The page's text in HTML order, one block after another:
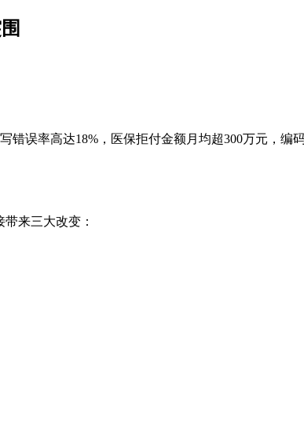
误率高达18%，医保拒付金额月均超300万元，编
来三大改变：